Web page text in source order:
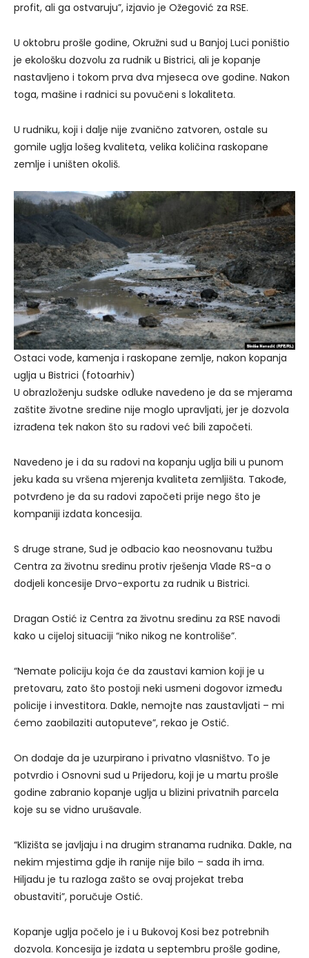
profit, ali ga ostvaruju”, izjavio je Ožegović za RSE.
U oktobru prošle godine, Okružni sud u Banjoj Luci poništio
je ekološku dozvolu za rudnik u Bistrici, ali je kopanje
nastavljeno i tokom prva dva mjeseca ove godine. Nakon
toga, mašine i radnici su povučeni s lokaliteta.
U rudniku, koji i dalje nije zvanično zatvoren, ostale su
gomile uglja lošeg kvaliteta, velika količina raskopane
zemlje i uništen okoliš.
Ostaci vode, kamenja i raskopane zemlje, nakon kopanja
uglja u Bistrici (fotoarhiv)
U obrazloženju sudske odluke navedeno je da se mjerama
zaštite životne sredine nije moglo upravljati, jer je dozvola
izrađena tek nakon što su radovi već bili započeti.
Navedeno je i da su radovi na kopanju uglja bili u punom
jeku kada su vršena mjerenja kvaliteta zemljišta. Takođe,
potvrđeno je da su radovi započeti prije nego što je
kompaniji izdata koncesija.
S druge strane, Sud je odbacio kao neosnovanu tužbu
Centra za životnu sredinu protiv rješenja Vlade RS-a o
dodjeli koncesije Drvo-exportu za rudnik u Bistrici.
Dragan Ostić iz Centra za životnu sredinu za RSE navodi
kako u cijeloj situaciji “niko nikog ne kontroliše”.
“Nemate policiju koja će da zaustavi kamion koji je u
pretovaru, zato što postoji neki usmeni dogovor između
policije i investitora. Dakle, nemojte nas zaustavljati – mi
ćemo zaobilaziti autoputeve”, rekao je Ostić.
On dodaje da je uzurpirano i privatno vlasništvo. To je
potvrdio i Osnovni sud u Prijedoru, koji je u martu prošle
godine zabranio kopanje uglja u blizini privatnih parcela
koje su se vidno urušavale.
“Klizišta se javljaju i na drugim stranama rudnika. Dakle, na
nekim mjestima gdje ih ranije nije bilo – sada ih ima.
Hiljadu je tu razloga zašto se ovaj projekat treba
obustaviti”, poručuje Ostić.
Kopanje uglja počelo je i u Bukovoj Kosi bez potrebnih
dozvola. Koncesija je izdata u septembru prošle godine,